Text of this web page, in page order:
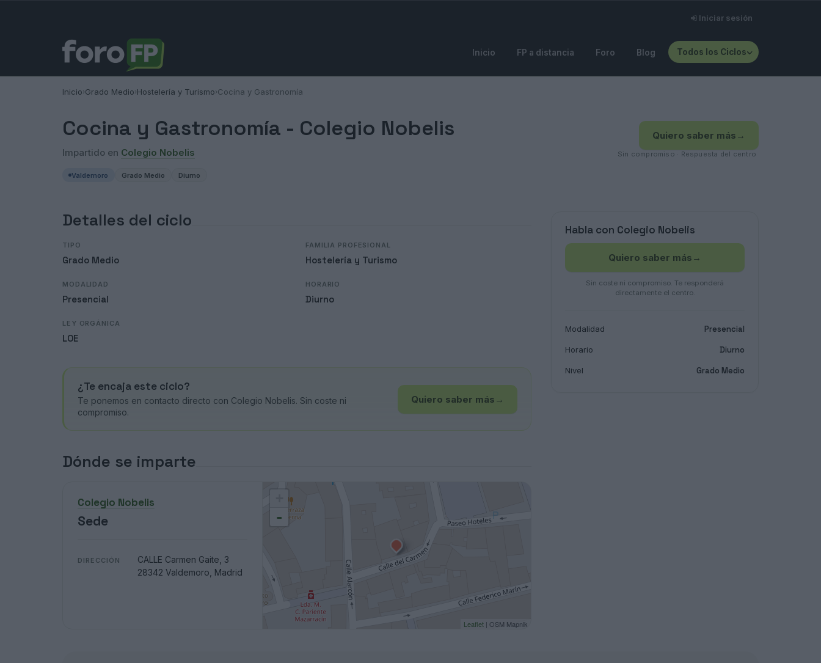
Iniciar sesión
Inicio FP a distancia Foro Blog Todos los Ciclos
Inicio›Grado Medio›Hostelería y Turismo›Cocina y Gastronomía
Cocina y Gastronomía - Colegio Nobelis
Impartido en Colegio Nobelis
Valdemoro Grado Medio Diurno
Quiero saber más →
Sin compromiso · Respuesta del centro
Detalles del ciclo
TIPO
Grado Medio
FAMILIA PROFESIONAL
Hostelería y Turismo
MODALIDAD
Presencial
HORARIO
Diurno
LEY ORGÁNICA
LOE
¿Te encaja este ciclo?
Te ponemos en contacto directo con Colegio Nobelis. Sin coste ni
compromiso.
Quiero saber más →
Dónde se imparte
Colegio Nobelis
Sede
DIRECCIÓN
CALLE Carmen Gaite, 3
28342 Valdemoro, Madrid
-
Leaflet| OSM Mapnik
Habla con Colegio Nobelis
Quiero saber más →
Sin coste ni compromiso. Te responderá
directamente el centro.
Modalidad Presencial
Horario Diurno
Nivel Grado Medio